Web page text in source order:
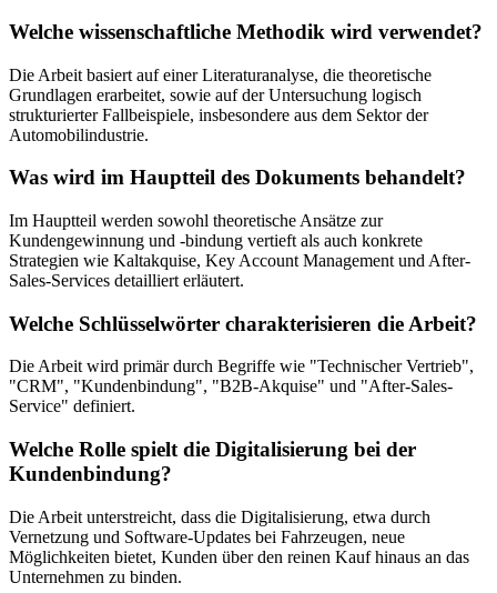
Welche wissenschaftliche Methodik wird verwendet?
Die Arbeit basiert auf einer Literaturanalyse, die theoretische
Grundlagen erarbeitet, sowie auf der Untersuchung logisch
strukturierter Fallbeispiele, insbesondere aus dem Sektor der
Automobilindustrie.
Was wird im Hauptteil des Dokuments behandelt?
Im Hauptteil werden sowohl theoretische Ansätze zur
Kundengewinnung und -bindung vertieft als auch konkrete
Strategien wie Kaltakquise, Key Account Management und After-
Sales-Services detailliert erläutert.
Welche Schlüsselwörter charakterisieren die Arbeit?
Die Arbeit wird primär durch Begriffe wie "Technischer Vertrieb",
"CRM", "Kundenbindung", "B2B-Akquise" und "After-Sales-
Service" definiert.
Welche Rolle spielt die Digitalisierung bei der
Kundenbindung?
Die Arbeit unterstreicht, dass die Digitalisierung, etwa durch
Vernetzung und Software-Updates bei Fahrzeugen, neue
Möglichkeiten bietet, Kunden über den reinen Kauf hinaus an das
Unternehmen zu binden.